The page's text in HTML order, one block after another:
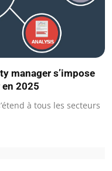
manager s’impose
2025
à tous les secteurs